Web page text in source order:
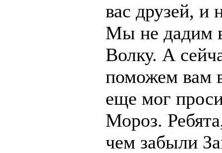
вас друзей, и
Мы не дадим
Волку. А
поможем вам
еще мог
Мороз.
чем забыли